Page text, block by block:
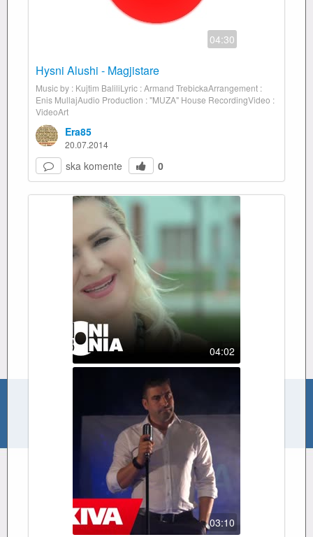
04:30
Hysni Alushi - Magjistare
Music by : Kujtim BaliliLyric : Armand TrebickaArrangement :
Enis MullajAudio Production : "MUZA" House RecordingVideo :
VideoArt
Era85
20.07.2014
ska komente 0
04:02
03:10